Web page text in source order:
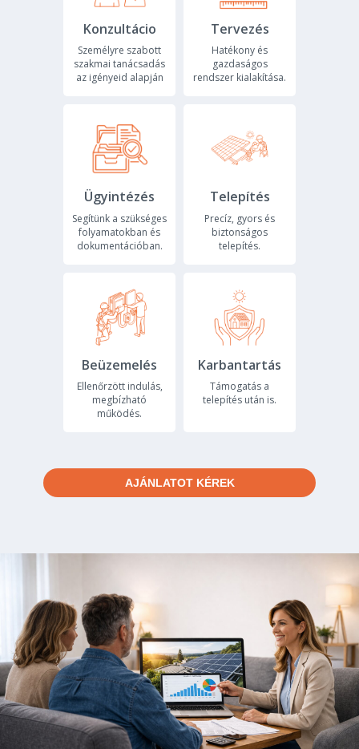
Konzultácio
Személyre szabott
szakmai tanácsadás
az igényeid alapján
Tervezés
Hatékony és
gazdaságos
rendszer kialakítása.
Ügyintézés
Segítünk a szükséges
folyamatokban és
dokumentációban.
Telepítés
Precíz, gyors és
biztonságos
telepítés.
Beüzemelés
Ellenőrzött indulás,
megbízható
működés.
Karbantartás
Támogatás a
telepítés után is.
AJÁNLATOT KÉREK
Generatoare